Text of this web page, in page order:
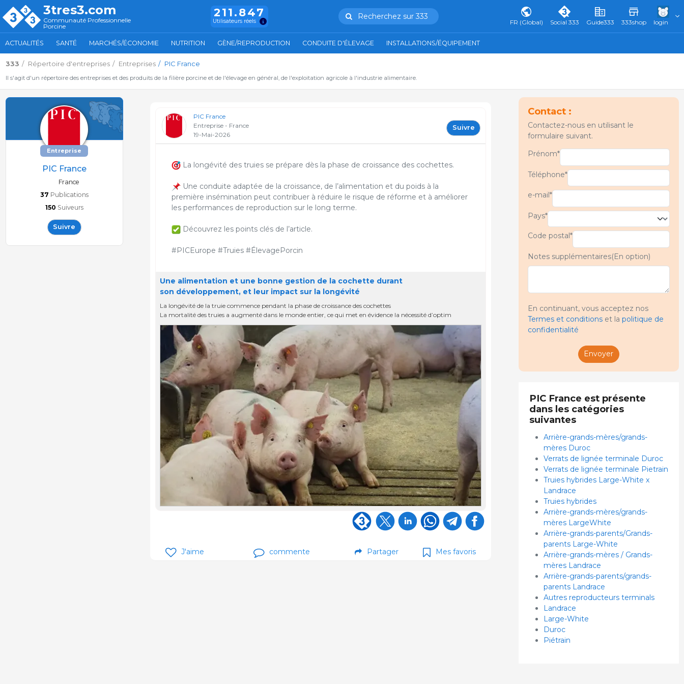
3tres3.com
Communauté Professionnelle
Porcine
211.847
Utilisateurs réels
Recherchez sur 333
FR (Global) Social 333 Guide333 333shop login
ACTUALITÉS SANTÉ MARCHÉS/ÉCONOMIE NUTRITION GÈNE/REPRODUCTION CONDUITE D'ÉLEVAGE INSTALLATIONS/ÉQUIPEMENT
333 Répertoire d'entreprises Entreprises PIC France
Il s'agit d'un répertoire des entreprises et des produits de la filière porcine et de l'élevage en général, de l'exploitation agricole à l'industrie alimentaire.
Entreprise
PIC France
France
37 Publications
150 Suiveurs
Suivre
PIC France
Entreprise - France
19-Mai-2026
Suivre
La longévité des truies se prépare dès la phase de croissance des cochettes.
Une conduite adaptée de la croissance, de l’alimentation et du poids à la
première insémination peut contribuer à réduire le risque de réforme et à améliorer
les performances de reproduction sur le long terme.
Découvrez les points clés de l’article.
#PICEurope #Truies #ÉlevagePorcin
Une alimentation et une bonne gestion de la cochette durant
son développement, et leur impact sur la longévité
La longévité de la truie commence pendant la phase de croissance des cochettes
La mortalité des truies a augmenté dans le monde entier, ce qui met en évidence la nécessité d’optim
J'aime commente Partager Mes favoris
Contact :
Contactez-nous en utilisant le
formulaire suivant.
Prénom*
Téléphone*
e-mail*
Pays*
Code postal*
Notes supplémentaires(En option)
En continuant, vous acceptez nos
Termes et conditionset la politique de
confidentialité
Envoyer
PIC France est présente
dans les catégories
suivantes
Arrière-grands-mères/grands-
mères Duroc
Verrats de lignée terminale Duroc
Verrats de lignée terminale Pietrain
Truies hybrides Large-White x
Landrace
Truies hybrides
Arrière-grands-mères/grands-
mères LargeWhite
Arrière-grands-parents/Grands-
parents Large-White
Arrière-grands-mères / Grands-
mères Landrace
Arrière-grands-parents/grands-
parents Landrace
Autres reproducteurs terminals
Landrace
Large-White
Duroc
Piétrain